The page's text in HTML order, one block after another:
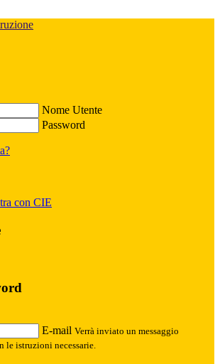
Nome Utente
Password
con CIE
E-mail Verrà inviato un messaggio
istruzioni necessarie.